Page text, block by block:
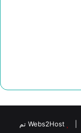
Webs2Host تم